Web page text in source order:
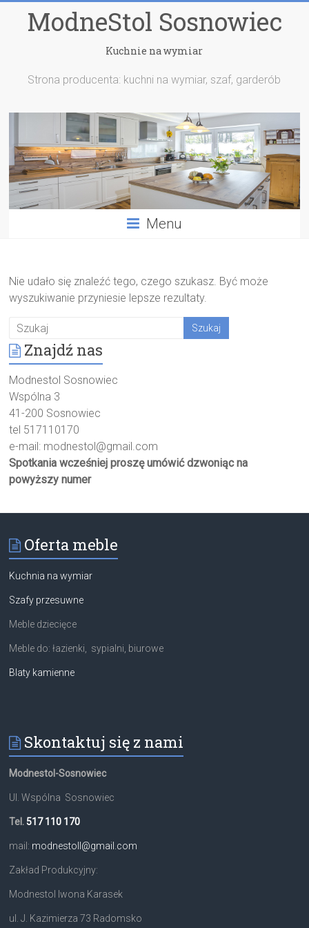
ModneStol Sosnowiec
Kuchnie na wymiar
Strona producenta: kuchni na wymiar, szaf, garderób
Menu
Nie udało się znaleźć tego, czego szukasz. Być może
wyszukiwanie przyniesie lepsze rezultaty.
Znajdź nas
Modnestol Sosnowiec
Wspólna 3
41-200 Sosnowiec
tel 517110170
e-mail: modnestol@gmail.com
Spotkania wcześniej proszę umówić dzwoniąc na
powyższy numer
Oferta meble
Kuchnia na wymiar
Szafy przesuwne
Meble dziecięce
Meble do: łazienki, sypialni, biurowe
Blaty kamienne
Skontaktuj się z nami
Modnestol-Sosnowiec
Ul. Wspólna Sosnowiec
Tel. 517 110 170
mail: modnestoll@gmail.com
Zakład Produkcyjny:
Modnestol Iwona Karasek
ul. J. Kazimierza 73 Radomsko